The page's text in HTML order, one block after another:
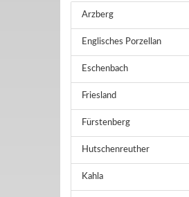
LINDNER NIKKO
Arzberg
Englisches Porzellan
Eschenbach
Friesland
Fürstenberg
Hutschenreuther
Kahla